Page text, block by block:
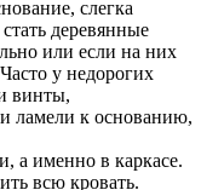
слегка
деревянные
или если на них
у недорогих
винты,
ламели к основанию,
а именно в каркасе.
всю кровать.